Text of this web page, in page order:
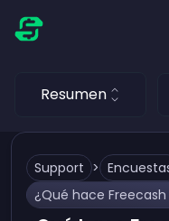
Resumen
Support >